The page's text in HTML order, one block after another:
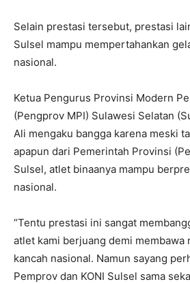
Selain prestasi tersebut, prestasi
Sulsel mampu mempertahankan
nasional.
Ketua Pengurus Provinsi Modern
(Pengprov MPI) Sulawesi Selatan
Ali mengaku bangga karena meski
apapun dari Pemerintah Provinsi
Sulsel, atlet binaanya mampu
nasional.
“Tentu prestasi ini sangat
atlet kami berjuang demi membawa
kancah nasional. Namun sayang
Pemprov dan KONI Sulsel sama